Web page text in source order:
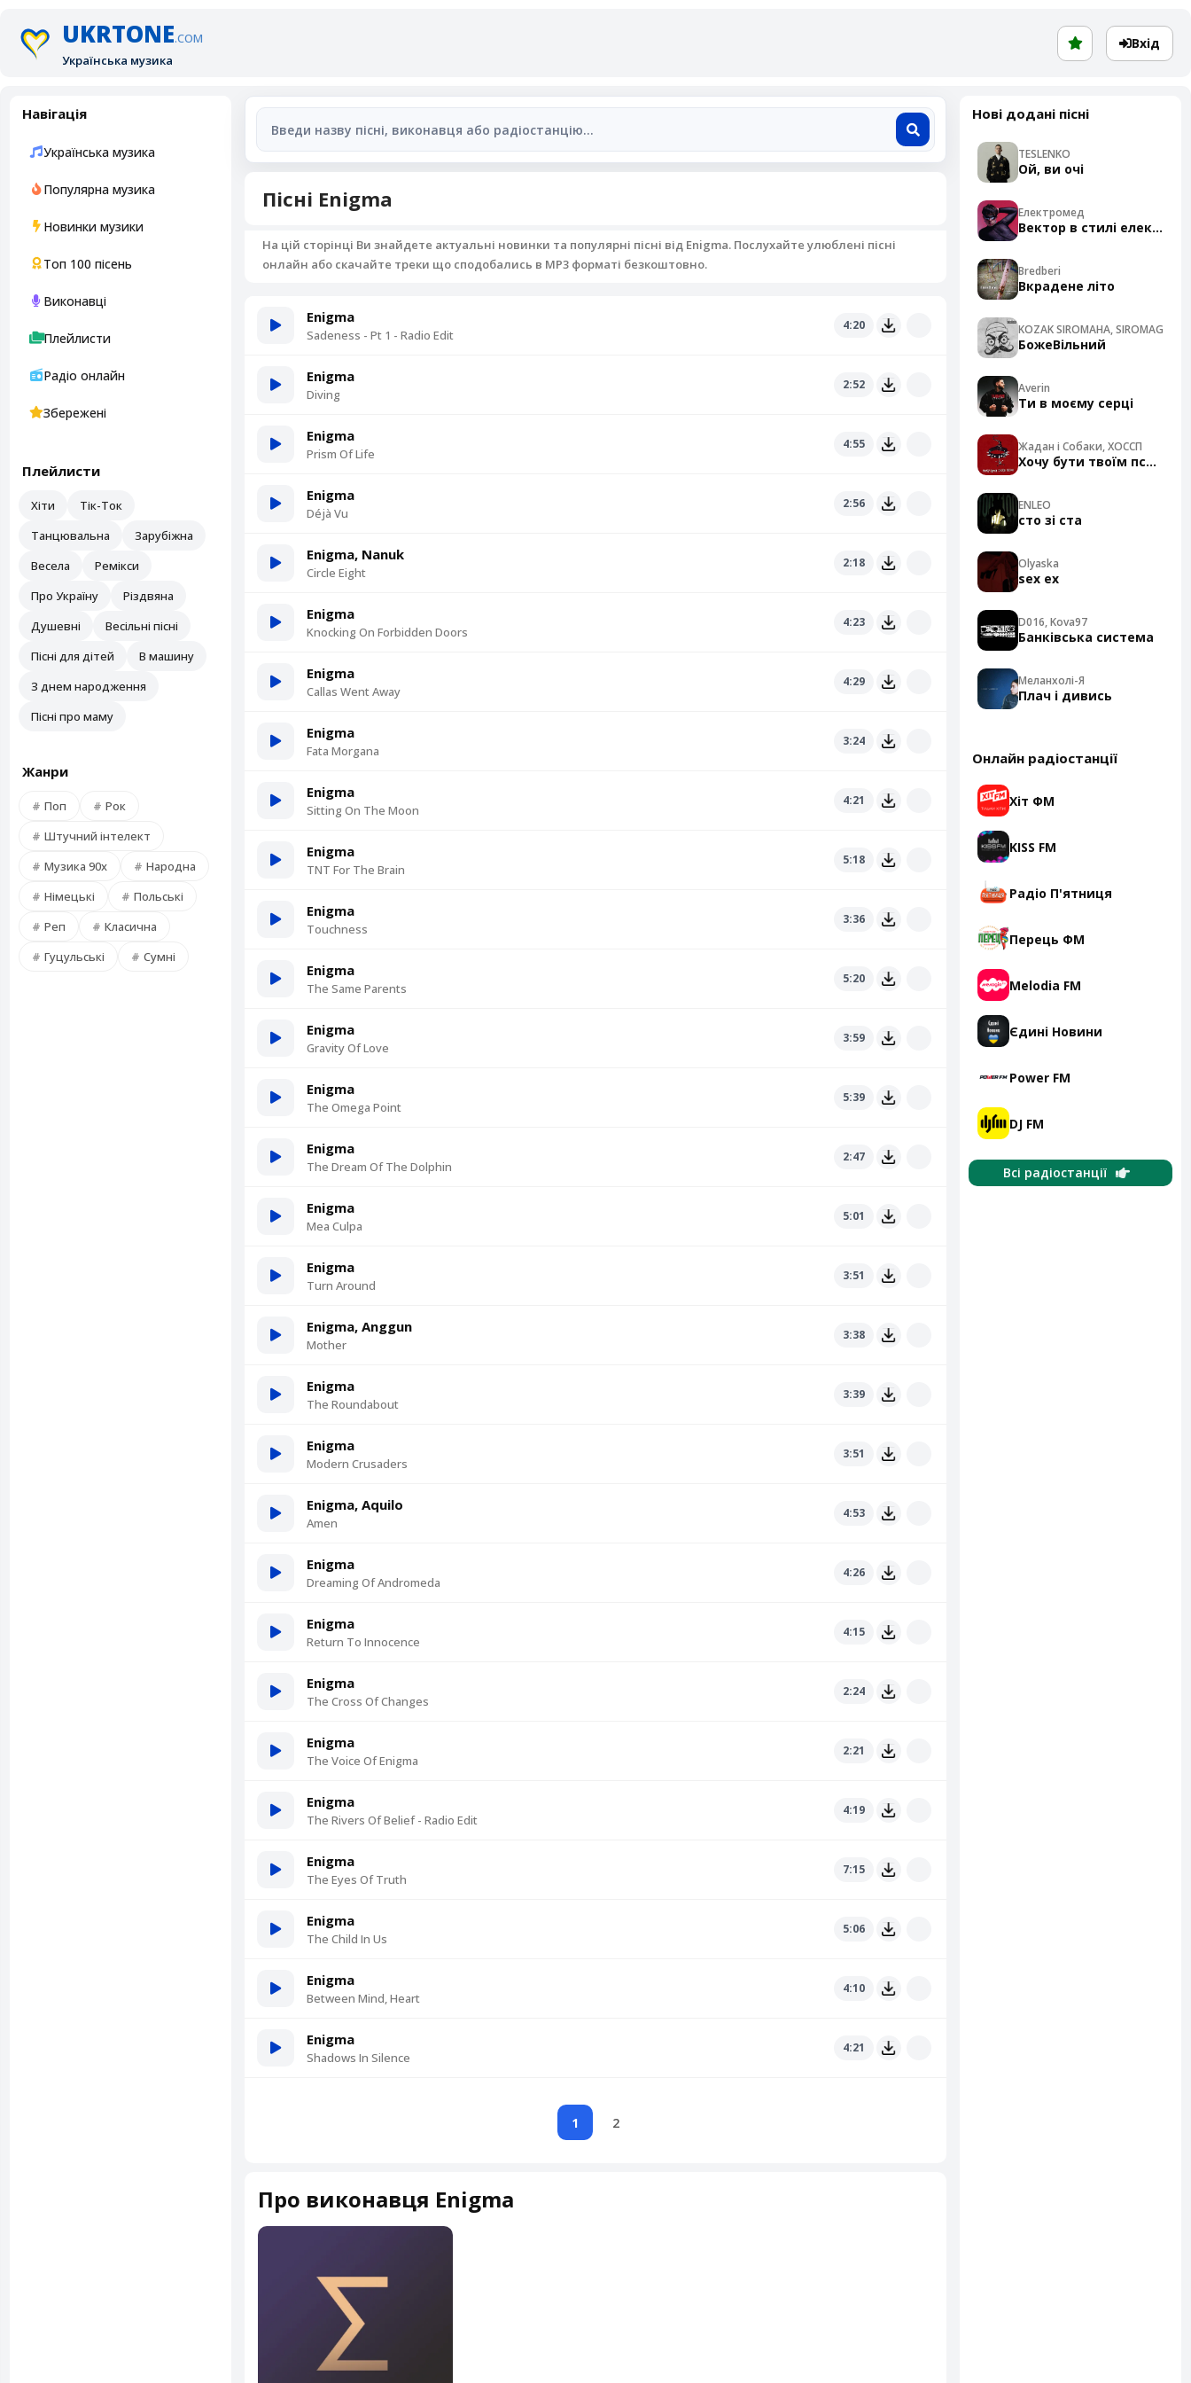
UKRTONE.COM
Українська музика
Вхід
Навігація
Українська музика
Популярна музика
Новинки музики
Топ 100 пісень
Виконавці
Плейлисти
Радіо онлайн
Збережені
Плейлисти
Хіти
Тік-Ток
Танцювальна
Зарубіжна
Весела
Ремікси
Про Україну
Різдвяна
Душевні
Весільні пісні
Пісні для дітей
В машину
З днем народження
Пісні про маму
Жанри
Поп
Рок
Штучний інтелект
Музика 90х
Народна
Німецькі
Польські
Реп
Класична
Гуцульські
Сумні
Пісні Enigma
На цій сторінці Ви знайдете актуальні новинки та популярні пісні від Enigma. Послухайте улюблені пісні
онлайн або скачайте треки що сподобались в MP3 форматі безкоштовно.
Enigma
Sadeness - Pt 1 - Radio Edit
4:20
Enigma
Diving
2:52
Enigma
Prism Of Life
4:55
Enigma
Déjà Vu
2:56
Enigma, Nanuk
Circle Eight
2:18
Enigma
Knocking On Forbidden Doors
4:23
Enigma
Callas Went Away
4:29
Enigma
Fata Morgana
3:24
Enigma
Sitting On The Moon
4:21
Enigma
TNT For The Brain
5:18
Enigma
Touchness
3:36
Enigma
The Same Parents
5:20
Enigma
Gravity Of Love
3:59
Enigma
The Omega Point
5:39
Enigma
The Dream Of The Dolphin
2:47
Enigma
Mea Culpa
5:01
Enigma
Turn Around
3:51
Enigma, Anggun
Mother
3:38
Enigma
The Roundabout
3:39
Enigma
Modern Crusaders
3:51
Enigma, Aquilo
Amen
4:53
Enigma
Dreaming Of Andromeda
4:26
Enigma
Return To Innocence
4:15
Enigma
The Cross Of Changes
2:24
Enigma
The Voice Of Enigma
2:21
Enigma
The Rivers Of Belief - Radio Edit
4:19
Enigma
The Eyes Of Truth
7:15
Enigma
The Child In Us
5:06
Enigma
Between Mind, Heart
4:10
Enigma
Shadows In Silence
4:21
1 2
Про виконавця Enigma
Нові додані пісні
TESLENKO
Ой, ви очі
Електромед
Вектор в стилі електро
Bredberi
Вкрадене літо
KOZAK SIROMAHA, SIROMAG
БожеВільний
Averin
Ти в моєму серці
Жадан і Собаки, ХОССП
Хочу бути твоїм псом - Cover
ENLEO
сто зі ста
Olyaska
sex ex
D016, Kova97
Банківська система
Меланхолі-Я
Плач і дивись
Онлайн радіостанції
Хіт ФМ
KISS FM
Радіо П'ятниця
Перець ФМ
Melodia FM
Єдині Новини
Power FM
DJ FM
Всі радіостанції